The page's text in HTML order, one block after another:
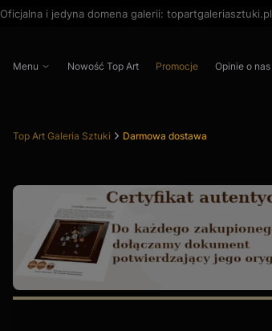
Oficjalna i jedyna domena galerii: topartgaleriasztuki.pl
Menu Nowość Top Art Promocje Opinie o nas
Top Art Galeria Sztuki Darmowa dostawa
Naciśnij Enter lub spację, aby otworzyć stronę.
Naciśnij Enter lub spację, aby otworzyć stronę.
Naciśnij Enter lub spację, aby otworzyć stronę.
Naciśnij Enter lub spację, aby otworzyć stronę.